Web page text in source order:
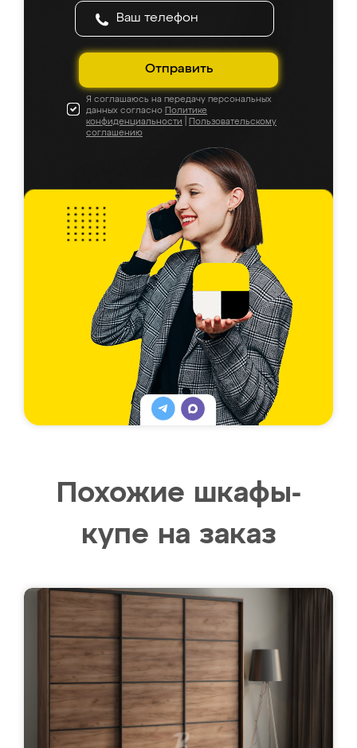
Отправить
Я соглашаюсь на передачу персональных
данных согласно Политике
конфиденциальности
Пользовательскому
соглашению
Похожие шкафы-
купе на заказ